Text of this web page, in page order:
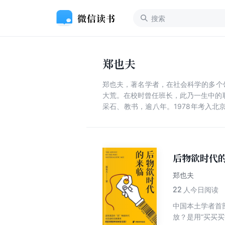
郑也夫
郑也夫，著名学者，在社会科学的多
大荒。在校时曾任班长，此乃一生中
采石、教书，逾八年。1978年考入北
也常常得理不让人。
后物欲时代
郑也夫
22 人今日阅读
中国本土学者首
放？是用“买买